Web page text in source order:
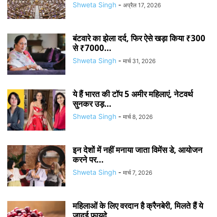
Shweta Singh - अप्रैल 17, 2026
बंटवारे का झेला दर्द, फिर ऐसे खड़ा किया ₹300
से ₹7000...
Shweta Singh - मार्च 31, 2026
ये हैं भारत की टॉप 5 अमीर महिलाएं, नेटवर्थ
सुनकर उड़...
Shweta Singh - मार्च 8, 2026
इन देशों में नहीं मनाया जाता विमेंस डे, आयोजन
करने पर...
Shweta Singh - मार्च 7, 2026
महिलाओं के लिए वरदान है क्रैनबेरी, मिलते हैं ये